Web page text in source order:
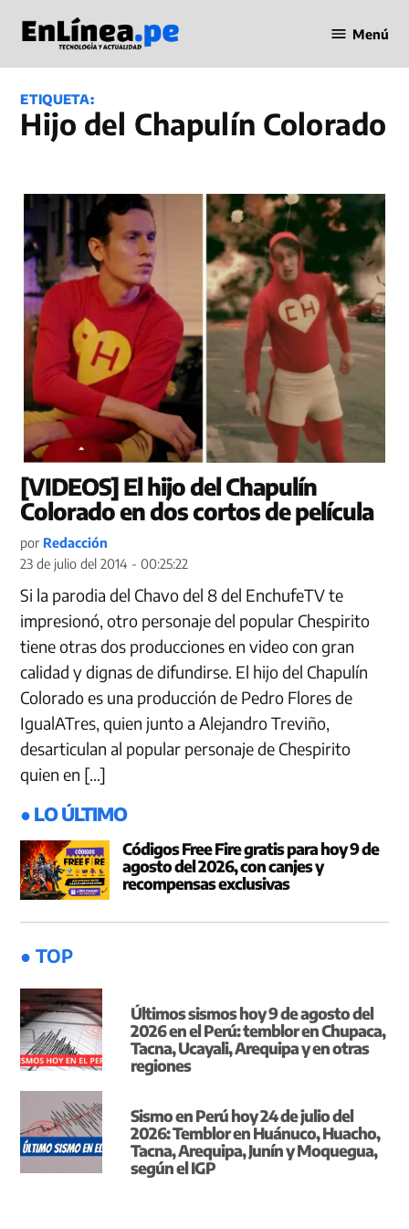
contenido
en Línea
Menú
ETIQUETA:
Hijo del Chapulín Colorado
[VIDEOS] El hijo del Chapulín
Colorado en dos cortos de película
por Redacción
23 de julio del 2014 - 00:25:22
Si la parodia del Chavo del 8 del EnchufeTV te
impresionó, otro personaje del popular Chespirito
tiene otras dos producciones en video con gran
calidad y dignas de difundirse. El hijo del Chapulín
Colorado es una producción de Pedro Flores de
IgualATres, quien junto a Alejandro Treviño,
desarticulan al popular personaje de Chespirito
quien en […]
● LO ÚLTIMO
Códigos Free Fire gratis para hoy 9 de
agosto del 2026, con canjes y
recompensas exclusivas
● TOP
Últimos sismos hoy 9 de agosto del
2026 en el Perú: temblor en Chupaca,
Tacna, Ucayali, Arequipa y en otras
regiones
Sismo en Perú hoy 24 de julio del
2026: Temblor en Huánuco, Huacho,
Tacna, Arequipa, Junín y Moquegua,
según el IGP